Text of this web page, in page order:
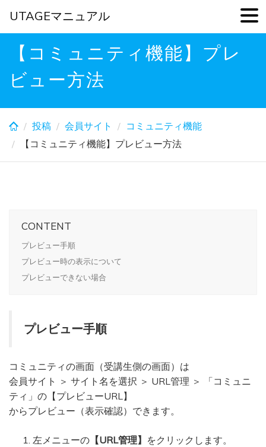
Skip
content
【コミュニティ機能】プレ
ビュー方法
投稿 会員サイト
コミュニティ機能
【コミュニティ機能】プレビュー方法
CONTENT
プレビュー手順
プレビュー時の表示について
プレビューできない場合
プレビュー手順
コミュニティの画面（受講生側の画面）は
会員サイト ＞ サイト名を選択 ＞ URL管理 ＞ 「コミュニ
ティ」の【プレビューURL】
からプレビュー（表示確認）できます。
左メニューの 【URL管理】 をクリックします。
UTAGEマニュアル